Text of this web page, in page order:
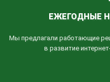
ЕЖЕГОДНЫЕ
Мы предлагали работающие
в развитие